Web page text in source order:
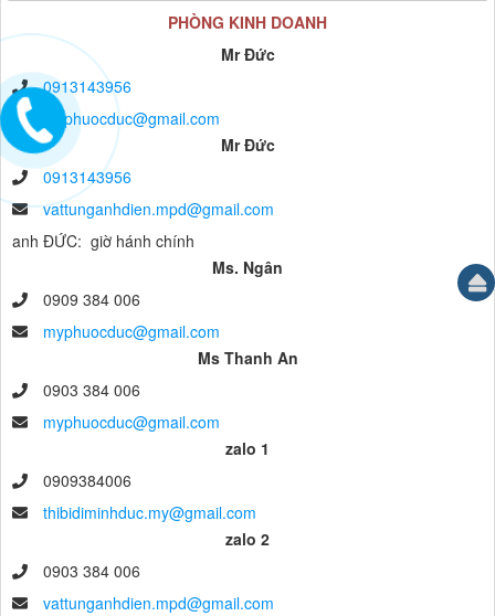
PHÒNG KINH DOANH
Mr Đức
0913143956
myphuocduc@gmail.com
Mr Đức
0913143956
vattunganhdien.mpd@gmail.com
anh ĐỨC: giờ hánh chính
Ms. Ngân
0909 384 006
myphuocduc@gmail.com
Ms Thanh An
0903 384 006
myphuocduc@gmail.com
zalo 1
0909384006
thibidiminhduc.my@gmail.com
zalo 2
0903 384 006
vattunganhdien.mpd@gmail.com